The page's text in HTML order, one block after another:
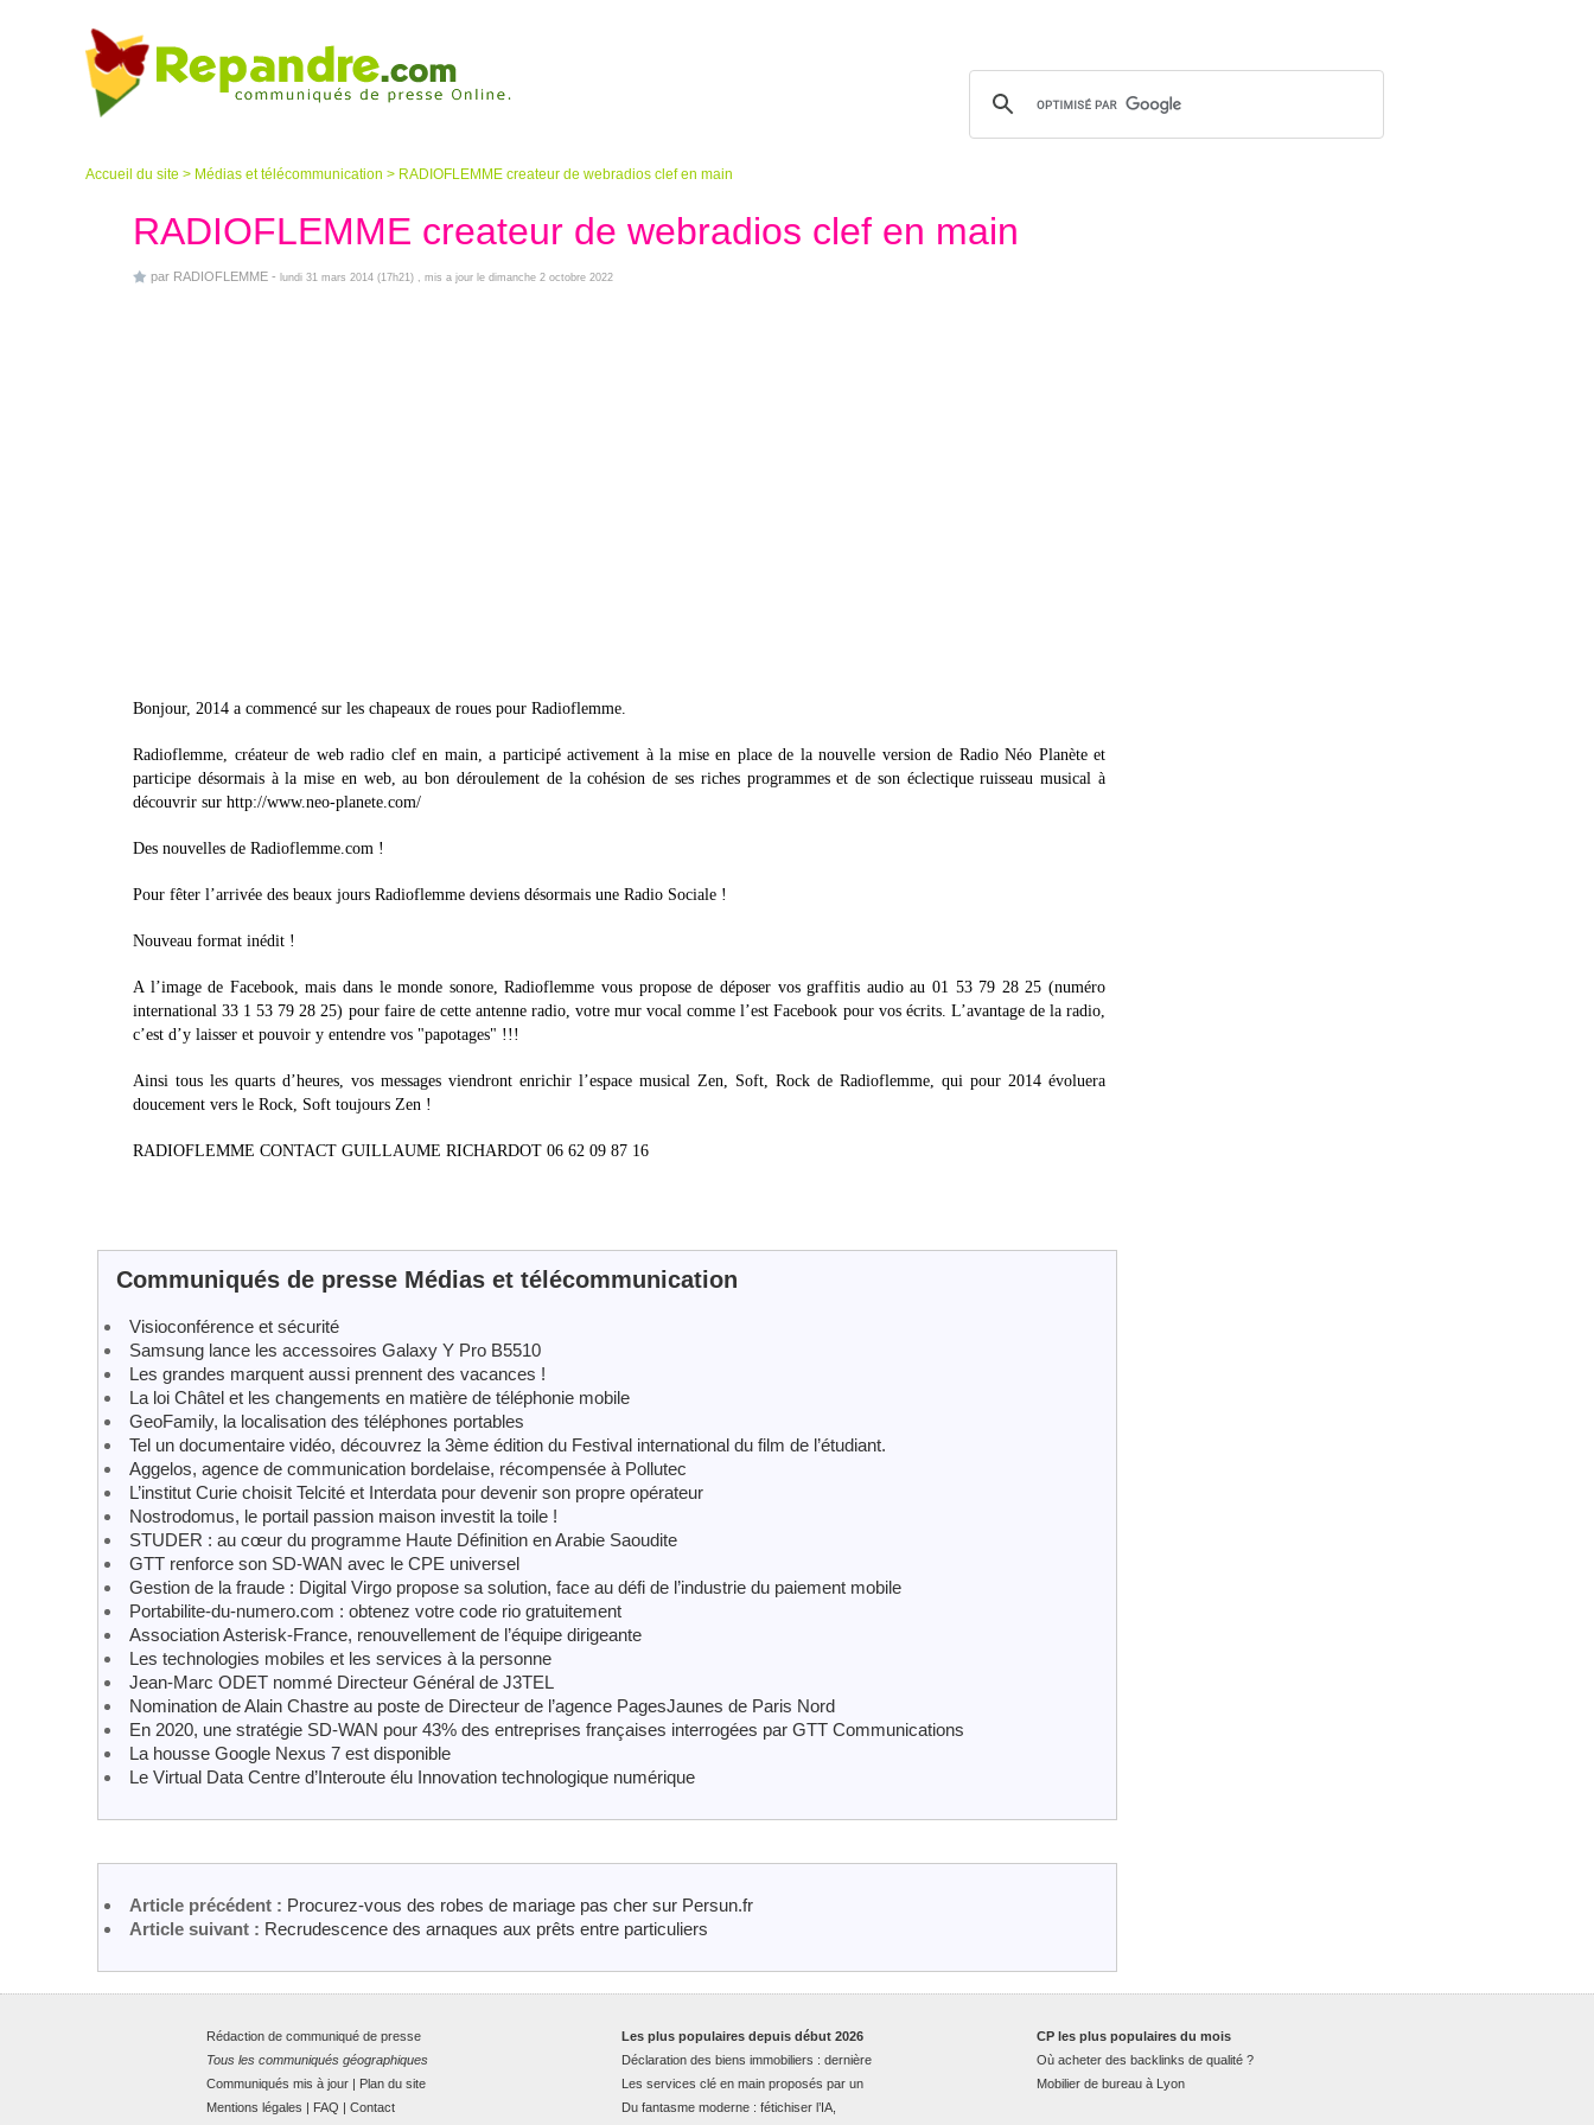
Accueil du site > Médias et télécommunication > RADIOFLEMME createur de webradios clef en main
RADIOFLEMME createur de webradios clef en main
par RADIOFLEMME - lundi 31 mars 2014 (17h21) , mis a jour le dimanche 2 octobre 2022
Bonjour, 2014 a commencé sur les chapeaux de roues pour Radioflemme.
Radioflemme, créateur de web radio clef en main, a participé activement à la mise en place de la nouvelle version de Radio Néo Planète et
participe désormais à la mise en web, au bon déroulement de la cohésion de ses riches programmes et de son éclectique ruisseau musical à
découvrir sur http://www.neo-planete.com/
Des nouvelles de Radioflemme.com !
Pour fêter l’arrivée des beaux jours Radioflemme deviens désormais une Radio Sociale !
Nouveau format inédit !
A l’image de Facebook, mais dans le monde sonore, Radioflemme vous propose de déposer vos graffitis audio au 01 53 79 28 25 (numéro
international 33 1 53 79 28 25) pour faire de cette antenne radio, votre mur vocal comme l’est Facebook pour vos écrits. L’avantage de la radio,
c’est d’y laisser et pouvoir y entendre vos "papotages" !!!
Ainsi tous les quarts d’heures, vos messages viendront enrichir l’espace musical Zen, Soft, Rock de Radioflemme, qui pour 2014 évoluera
doucement vers le Rock, Soft toujours Zen !
RADIOFLEMME CONTACT GUILLAUME RICHARDOT 06 62 09 87 16
Communiqués de presse Médias et télécommunication
Visioconférence et sécurité
Samsung lance les accessoires Galaxy Y Pro B5510
Les grandes marquent aussi prennent des vacances !
La loi Châtel et les changements en matière de téléphonie mobile
GeoFamily, la localisation des téléphones portables
Tel un documentaire vidéo, découvrez la 3ème édition du Festival international du film de l’étudiant.
Aggelos, agence de communication bordelaise, récompensée à Pollutec
L’institut Curie choisit Telcité et Interdata pour devenir son propre opérateur
Nostrodomus, le portail passion maison investit la toile !
STUDER : au cœur du programme Haute Définition en Arabie Saoudite
GTT renforce son SD-WAN avec le CPE universel
Gestion de la fraude : Digital Virgo propose sa solution, face au défi de l’industrie du paiement mobile
Portabilite-du-numero.com : obtenez votre code rio gratuitement
Association Asterisk-France, renouvellement de l’équipe dirigeante
Les technologies mobiles et les services à la personne
Jean-Marc ODET nommé Directeur Général de J3TEL
Nomination de Alain Chastre au poste de Directeur de l’agence PagesJaunes de Paris Nord
En 2020, une stratégie SD-WAN pour 43% des entreprises françaises interrogées par GTT Communications
La housse Google Nexus 7 est disponible
Le Virtual Data Centre d’Interoute élu Innovation technologique numérique
Article précédent : Procurez-vous des robes de mariage pas cher sur Persun.fr
Article suivant : Recrudescence des arnaques aux prêts entre particuliers
Rédaction de communiqué de presse
Tous les communiqués géographiques
Communiqués mis à jour | Plan du site
Mentions légales | FAQ | Contact
CP les plus populaires du mois
Où acheter des backlinks de qualité ?
Mobilier de bureau à Lyon
Les plus populaires depuis début 2026
Déclaration des biens immobiliers : dernière
Les services clé en main proposés par un
Du fantasme moderne : fétichiser l’IA,